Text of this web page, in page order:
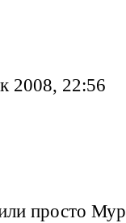
2008, 22:56
просто